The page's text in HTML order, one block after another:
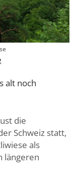
alt noch
die
Schweiz statt,
als
längeren